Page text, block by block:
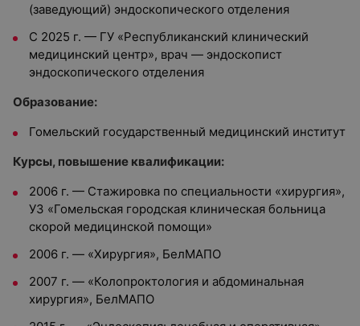
(заведующий) эндоскопического отделения
С 2025 г. — ГУ «Республиканский клинический
медицинский центр», врач — эндоскопист
эндоскопического отделения
Образование:
Гомельский государственный медицинский институт
Курсы, повышение квалификации:
2006 г. — Стажировка по специальности «хирургия»,
УЗ «Гомельская городская клиническая больница
скорой медицинской помощи»
2006 г. — «Хирургия», БелМАПО
2007 г. — «Колопроктология и абдоминальная
хирургия», БелМАПО